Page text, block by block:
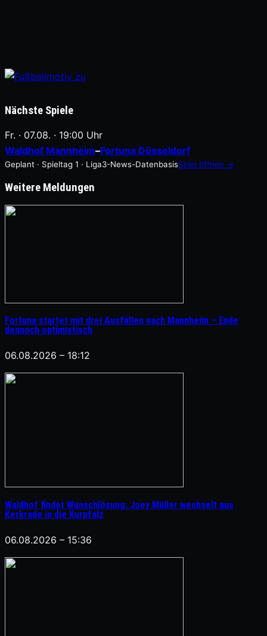
Nächste Spiele
Fr. · 07.08. · 19:00 Uhr
Waldhof Mannheim–Fortuna Düsseldorf
Geplant · Spieltag 1 · Liga3-News-DatenbasisSpiel öffnen →
Weitere Meldungen
Fortuna startet mit drei Ausfällen nach Mannheim – Ende
dennoch optimistisch
06.08.2026 – 18:12
Waldhof findet Wunschlösung: Joey Müller wechselt aus
Kerkrade in die Kurpfalz
06.08.2026 – 15:36